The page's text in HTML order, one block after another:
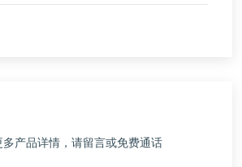
产品详情，请留言或免费通话